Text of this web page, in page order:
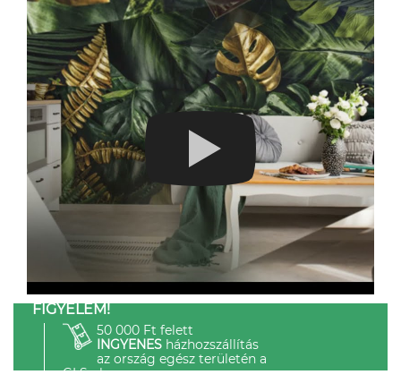
FIGYELEM!
50 000 Ft felett
INGYENESházhozszállítás
az ország egész területén a
GLS-el.